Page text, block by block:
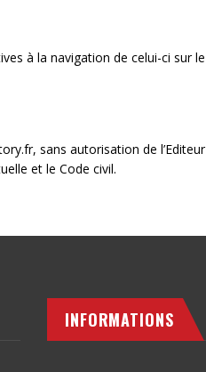
à la navigation de celui-ci sur
sans autorisation de
et le Code civil.
INFORMATIONS